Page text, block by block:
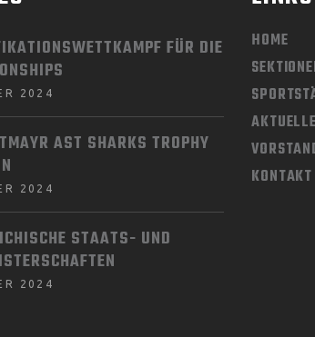
FÜR DIE
2024
AST SHARKS TROPHY
2024
STAATS- UND
2024
HOME
KONTAKT